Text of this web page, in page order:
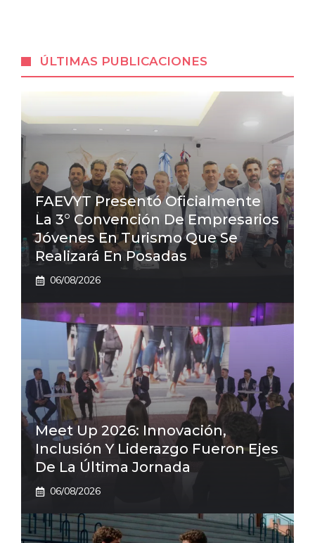
ÚLTIMAS PUBLICACIONES
FAEVYT Presentó Oficialmente
La 3° Convención De Empresarios
Jóvenes En Turismo Que Se
Realizará En Posadas
06/08/2026
Meet Up 2026: Innovación,
Inclusión Y Liderazgo Fueron Ejes
De La Última Jornada
06/08/2026